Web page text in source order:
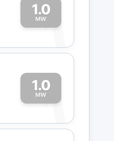
1.0
MW
1
1.0
MW
1